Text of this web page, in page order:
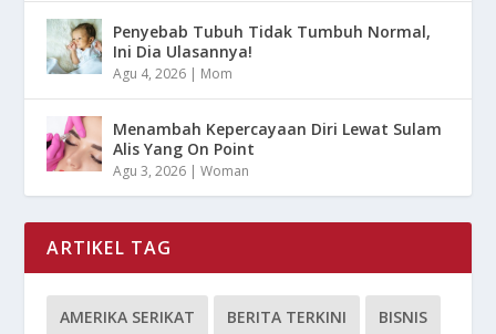
Penyebab Tubuh Tidak Tumbuh Normal,
Ini Dia Ulasannya!
Agu 4, 2026 | Mom
Menambah Kepercayaan Diri Lewat Sulam
Alis Yang On Point
Agu 3, 2026 |Woman
ARTIKEL TAG
AMERIKA SERIKAT BERITA TERKINI BISNIS